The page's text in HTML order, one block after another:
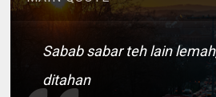
Sabab sabar teh lain
ditahan